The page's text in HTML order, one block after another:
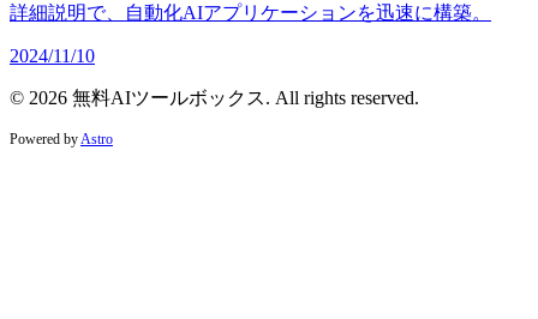
詳細説明で、自動化AIアプリケーションを迅速に構築。
2024/11/10
© 2026 無料AIツールボックス. All rights reserved.
Powered byAstro